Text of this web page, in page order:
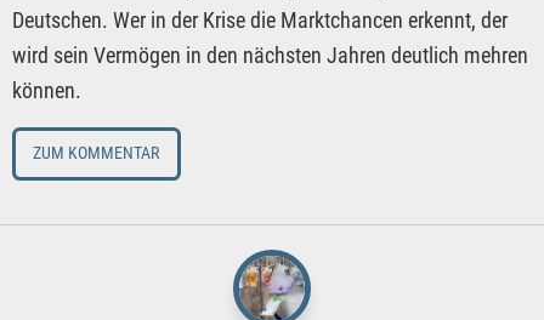
Deutschen. Wer in der Krise die Marktchancen erkennt, der
wird sein Vermögen in den nächsten Jahren deutlich mehren
können.
ZUM KOMMENTAR